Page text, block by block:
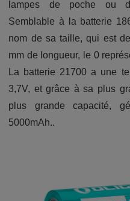
lampes de poche ou
Semblable à la batterie
nom de sa taille, qui est
mm de longueur, le 0
La batterie 21700 a une
3,7V, et grâce à sa plus
plus grande capacité,
5000mAh..